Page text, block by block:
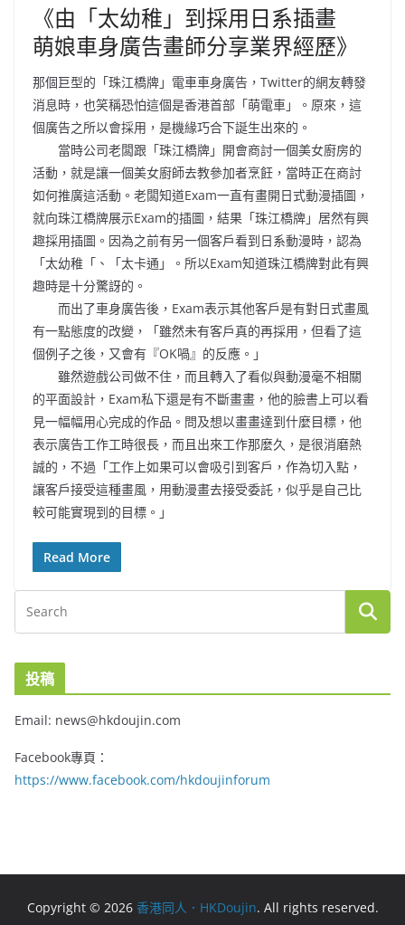
《由「太幼稚」到採用日系插畫
萌娘車身廣告畫師分享業界經歷》
那個巨型的「珠江橋牌」電車車身廣告，Twitter的網友轉發
消息時，也笑稱恐怕這個是香港首部「萌電車」。原來，這
個廣告之所以會採用，是機緣巧合下誕生出來的。
當時公司老闆跟「珠江橋牌」開會商討一個美女廚房的
活動，就是讓一個美女廚師去教參加者烹飪，當時正在商討
如何推廣這活動。老闆知道Exam一直有畫開日式動漫插圖，
就向珠江橋牌展示Exam的插圖，結果「珠江橋牌」居然有興
趣採用插圖。因為之前有另一個客戶看到日系動漫時，認為
「太幼稚「、「太卡通」。所以Exam知道珠江橋牌對此有興
趣時是十分驚訝的。
而出了車身廣告後，Exam表示其他客戶是有對日式畫風
有一點態度的改變，「雖然未有客戶真的再採用，但看了這
個例子之後，又會有『OK喎』的反應。」
雖然遊戲公司做不住，而且轉入了看似與動漫毫不相關
的平面設計，Exam私下還是有不斷畫畫，他的臉書上可以看
見一幅幅用心完成的作品。問及想以畫畫達到什麼目標，他
表示廣告工作工時很長，而且出來工作那麼久，是很消磨熱
誠的，不過「工作上如果可以會吸引到客戶，作為切入點，
讓客戶接受這種畫風，用動漫畫去接受委託，似乎是自己比
較可能實現到的目標。」
Read More
投稿
Email: news@hkdoujin.com
Facebook專頁：
https://www.facebook.com/hkdoujinforum
Copyright © 2026 香港同人．HKDoujin. All rights reserved.